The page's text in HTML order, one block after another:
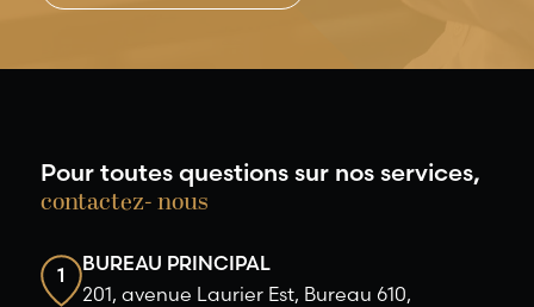
Pour toutes questions sur nos services,
contactez- nous
1
BUREAU PRINCIPAL
201, avenue Laurier Est, Bureau 610,